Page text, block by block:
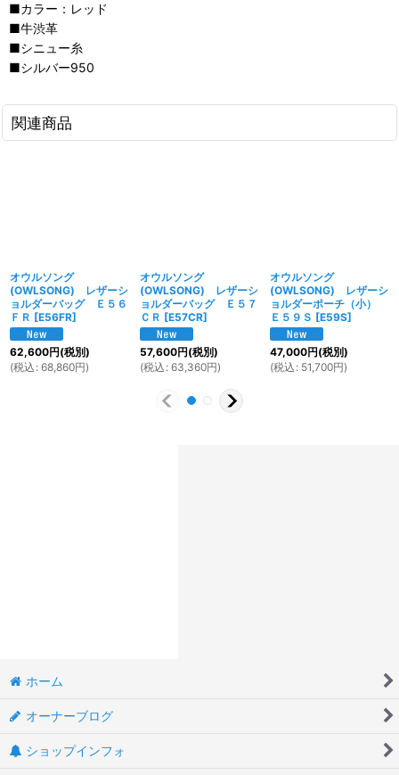
■カラー：レッド
■牛渋革
■シニュー糸
■シルバー950
関連商品
オウルソング
(OWLSONG) レザーシ
ョルダーバッグ Ｅ５６
ＦＲ [E56FR]
62,600円(税別)
(税込 : 68,860円)
オウルソング
(OWLSONG) レザーシ
ョルダーバッグ Ｅ５７
ＣＲ [E57CR]
57,600円(税別)
(税込 : 63,360円)
オウルソング
(OWLSONG) レザーシ
ョルダーポーチ（小）
Ｅ５９Ｓ [E59S]
47,000円(税別)
(税込 : 51,700円)
ホーム
オーナーブログ
ショップインフォ